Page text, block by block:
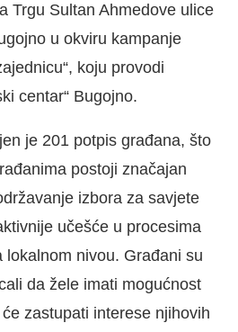
Trgu Sultan Ahmedove ulice
u okviru kampanje
koju provodi
centar“ Bugojno.
je 201 potpis građana, što
postoji značajan
izbora za savjete
učešće u procesima
lokalnom nivou. Građani su
da žele imati mogućnost
zastupati interese njihovih